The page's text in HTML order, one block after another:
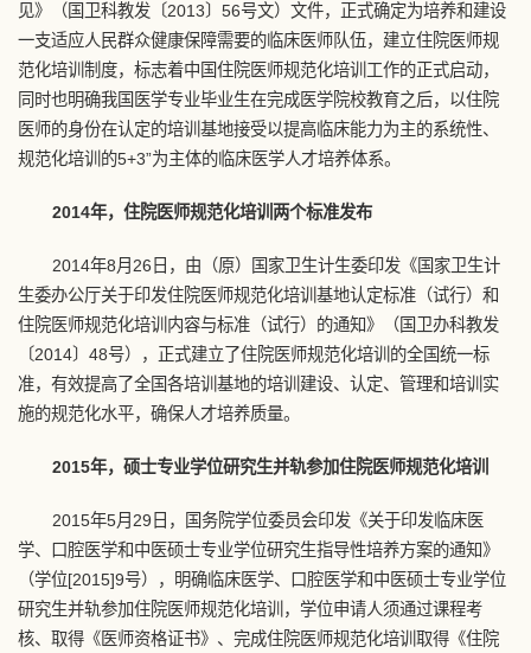
见》（国卫科教发〔2013〕56号文）文件，正式确定为培养和建设
一支适应人民群众健康保障需要的临床医师队伍，建立住院医师规
范化培训制度，标志着中国住院医师规范化培训工作的正式启动，
同时也明确我国医学专业毕业生在完成医学院校教育之后，以住院
医师的身份在认定的培训基地接受以提高临床能力为主的系统性、
规范化培训的5+3”为主体的临床医学人才培养体系。
2014年，住院医师规范化培训两个标准发布
2014年8月26日，由（原）国家卫生计生委印发《国家卫生计
生委办公厅关于印发住院医师规范化培训基地认定标准（试行）和
住院医师规范化培训内容与标准（试行）的通知》（国卫办科教发
〔2014〕48号），正式建立了住院医师规范化培训的全国统一标
准，有效提高了全国各培训基地的培训建设、认定、管理和培训实
施的规范化水平，确保人才培养质量。
2015年，硕士专业学位研究生并轨参加住院医师规范化培训
2015年5月29日，国务院学位委员会印发《关于印发临床医
学、口腔医学和中医硕士专业学位研究生指导性培养方案的通知》
（学位[2015]9号），明确临床医学、口腔医学和中医硕士专业学位
研究生并轨参加住院医师规范化培训，学位申请人须通过课程考
核、取得《医师资格证书》、完成住院医师规范化培训取得《住院